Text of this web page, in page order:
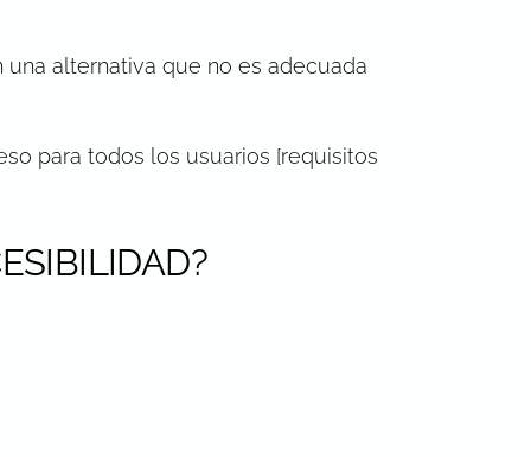
alternativa que no es adecuada
para todos los usuarios [requisitos